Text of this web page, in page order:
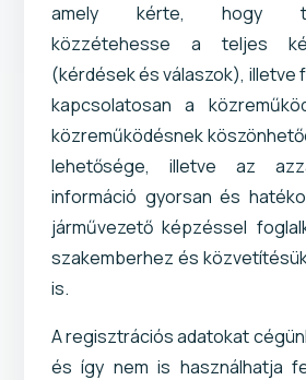
amely kérte, hogy
közzétehesse a teljes
(kérdések és válaszok), illetve
kapcsolatosan a
közreműködésnek
lehetősége, illetve az
információ gyorsan és
járművezető képzéssel
szakemberhez és
is.
A regisztrációs adatokat
és így nem is használhatja